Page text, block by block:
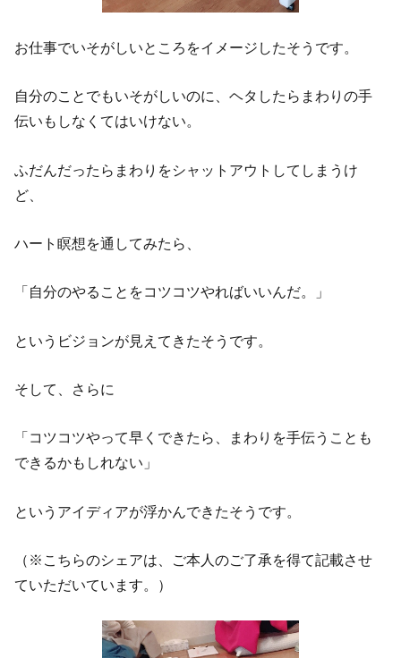
お仕事でいそがしいところをイメージしたそうです。
自分のことでもいそがしいのに、ヘタしたらまわりの手
伝いもしなくてはいけない。
ふだんだったらまわりをシャットアウトしてしまうけ
ど、
ハート瞑想を通してみたら、
「自分のやることをコツコツやればいいんだ。」
というビジョンが見えてきたそうです。
そして、さらに
「コツコツやって早くできたら、まわりを手伝うことも
できるかもしれない」
というアイディアが浮かんできたそうです。
（※こちらのシェアは、ご本人のご了承を得て記載させ
ていただいています。）